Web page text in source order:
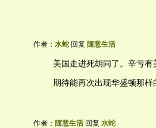
作者： 水蛇 回复 随意生活
美国走进死胡同了。辛亏
期待能再次出现华盛顿那
作者： 随意生活 回复 水蛇